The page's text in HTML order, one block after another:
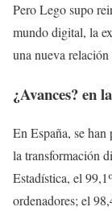
Pero Lego supo
mundo digital, la
una nueva
¿Avances? en
En España, se
la transformación
Estadística, el
ordenadores; el